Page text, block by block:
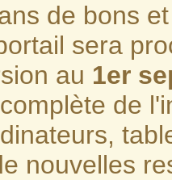
de bons
sera
au 1er
de
nouvelles